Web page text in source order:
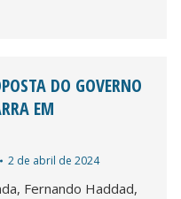
DO GOVERNO
EM
2 de abril de 2024
Fernando Haddad,